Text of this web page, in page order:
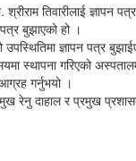
तिवारीलाई ज्ञापन
बुझाएको हो ।
ज्ञापन पत्र
गरिएको
गर्नुभयो ।
रेनु दाहाल र प्रमुख